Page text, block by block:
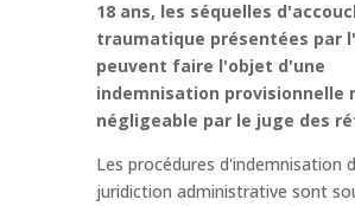
18 ans, les séquelles
traumatique présentées par
peuvent faire l'objet d'une
indemnisation provisionnelle
négligeable par le juge des
Les procédures d'indemnisation
juridiction administrative sont